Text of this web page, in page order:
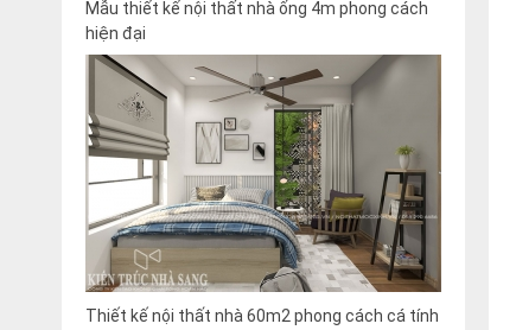
Mẫu thiết kế nội thất nhà ống 4m phong cách
hiện đại
Thiết kế nội thất nhà 60m2 phong cách cá tính